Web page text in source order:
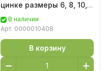
цинке размеры 6, 8, 10,
12, 16 по 10 шт
В наличии
Арт. 0000010408
В корзину